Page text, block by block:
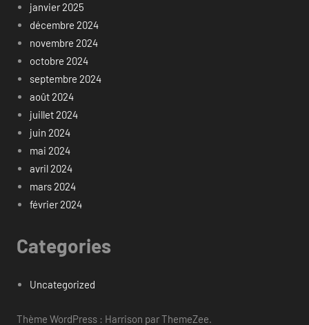
janvier 2025
décembre 2024
novembre 2024
octobre 2024
septembre 2024
août 2024
juillet 2024
juin 2024
mai 2024
avril 2024
mars 2024
février 2024
Categories
Uncategorized
Thème WordPress : Harrison par ThemeZee.